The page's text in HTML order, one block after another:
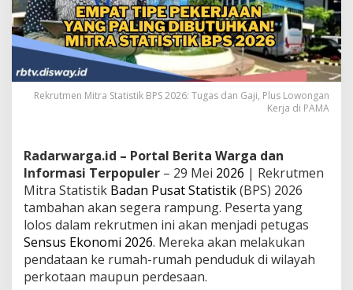
Rekrutmen Mitra Statistik BPS 2026: Tugas dan Gaji, Plus Lowongan
Kerja di PAMA
Radarwarga.id – Portal Berita Warga dan
Informasi Terpopuler – 29 Mei 2026 | Rekrutmen
Mitra Statistik Badan Pusat Statistik(BPS) 2026
tambahan akan segera rampung. Peserta yang
lolos dalam rekrutmen ini akan menjadi petugas
Sensus Ekonomi 2026. Mereka akan melakukan
pendataan ke rumah-rumah penduduk di wilayah
perkotaan maupun perdesaan.